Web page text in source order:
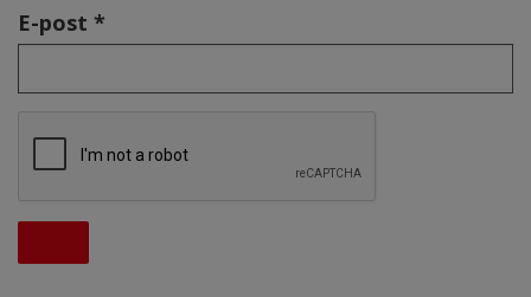
E-post *